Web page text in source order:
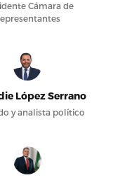
Cámara de
López Serrano
y analista político